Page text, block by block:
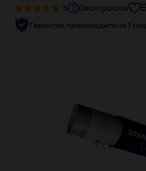
5 0вопросов
Гарантия производителя 1 год